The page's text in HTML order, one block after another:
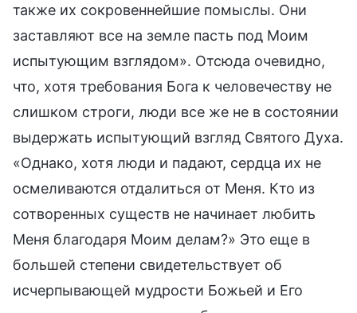
также их сокровеннейшие помыслы. Они
заставляют все на земле пасть под Моим
испытующим взглядом». Отсюда очевидно,
что, хотя требования Бога к человечеству не
слишком строги, люди все же не в состоянии
выдержать испытующий взгляд Святого Духа.
«Однако, хотя люди и падают, сердца их не
осмеливаются отдалиться от Меня. Кто из
сотворенных существ не начинает любить
Меня благодаря Моим делам?» Это еще в
большей степени свидетельствует об
исчерпывающей мудрости Божьей и Его